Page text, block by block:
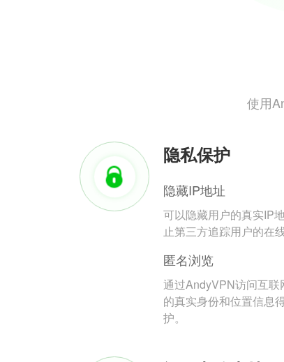
使用
隐私保护
隐藏IP地址
可以隐藏用户的真实IP
止第三方追踪用户的在线
匿名浏览
通过AndyVPN访问互联
的真实身份和位置信息
护。